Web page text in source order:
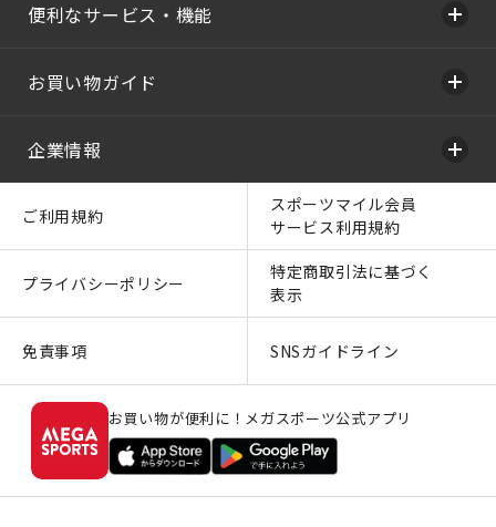
便利なサービス・機能
お買い物ガイド
企業情報
ご利用規約
スポーツマイル会員
サービス利用規約
プライバシーポリシー
特定商取引法に基づく
表示
免責事項 SNSガイドライン
お買い物が便利に！メガスポーツ公式アプリ